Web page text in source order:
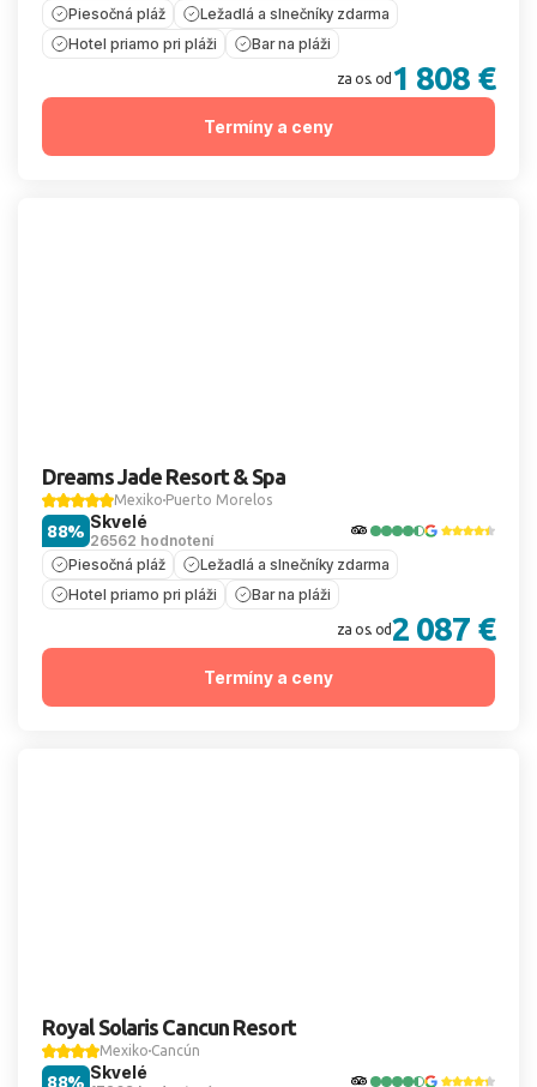
Piesočná pláž
Ležadlá a slnečníky zdarma
Hotel priamo pri pláži
Bar na pláži
za os. od 1 808 €
Termíny a ceny
Dreams Jade Resort & Spa
Mexiko Puerto Morelos
Skvelé
26562 hodnotení
88%
Piesočná pláž
Ležadlá a slnečníky zdarma
Hotel priamo pri pláži
Bar na pláži
za os. od2 087 €
Termíny a ceny
Royal Solaris Cancun Resort
Mexiko Cancún
Skvelé
88%